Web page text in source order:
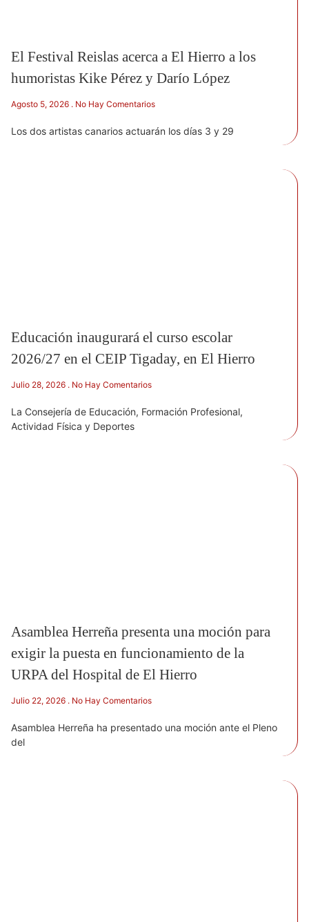
El Festival Reislas acerca a El Hierro a los
humoristas Kike Pérez y Darío López
Agosto 5, 2026 No Hay Comentarios
Los dos artistas canarios actuarán los días 3 y 29
Educación inaugurará el curso escolar
2026/27 en el CEIP Tigaday, en El Hierro
Julio 28, 2026 No Hay Comentarios
La Consejería de Educación, Formación Profesional,
Actividad Física y Deportes
Asamblea Herreña presenta una moción para
exigir la puesta en funcionamiento de la
URPA del Hospital de El Hierro
Julio 22, 2026 No Hay Comentarios
Asamblea Herreña ha presentado una moción ante el Pleno
del